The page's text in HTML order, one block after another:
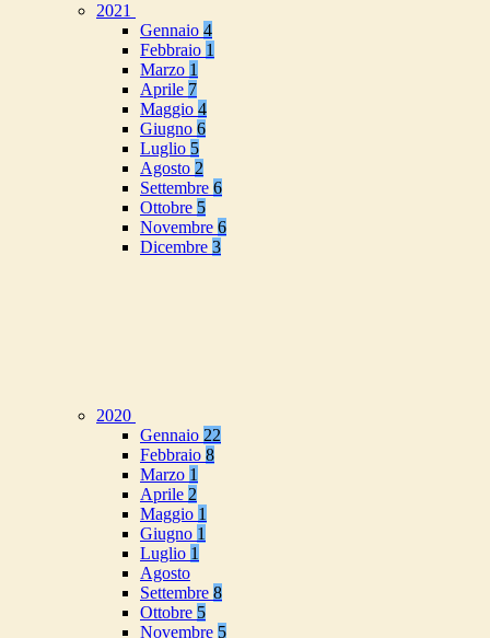
2021
Gennaio 4
Febbraio 1
Marzo 1
Aprile 7
Maggio 4
Giugno 6
Luglio 5
Agosto 2
Settembre 6
Ottobre 5
Novembre 6
Dicembre 3
2020
Gennaio 22
Febbraio 8
Marzo 1
Aprile 2
Maggio 1
Giugno 1
Luglio 1
Agosto
Settembre 8
Ottobre 5
Novembre 5